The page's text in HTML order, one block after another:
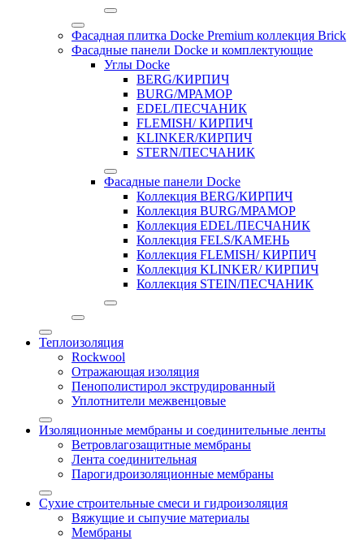
Фасадная плитка Docke Premium коллекция Brick
Фасадные панели Docke и комплектующие
Углы Docke
BERG/КИРПИЧ
BURG/МРАМОР
EDEL/ПЕСЧАНИК
FLEMISH/ КИРПИЧ
KLINKER/КИРПИЧ
STERN/ПЕСЧАНИК
Фасадные панели Docke
Коллекция BERG/КИРПИЧ
Коллекция BURG/МРАМОР
Коллекция EDEL/ПЕСЧАНИК
Коллекция FELS/КАМЕНЬ
Коллекция FLEMISH/ КИРПИЧ
Коллекция KLINKER/ КИРПИЧ
Коллекция STEIN/ПЕСЧАНИК
Теплоизоляция
Rockwool
Отражающая изоляция
Пенополистирол экструдированный
Уплотнители межвенцовые
Изоляционные мембраны и соединительные ленты
Ветровлагозащитные мембраны
Лента соединительная
Парогидроизоляционные мембраны
Сухие строительные смеси и гидроизоляция
Вяжущие и сыпучие материалы
Мембраны